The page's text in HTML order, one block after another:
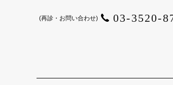
(再診・お問い合わせ) 03-3520-